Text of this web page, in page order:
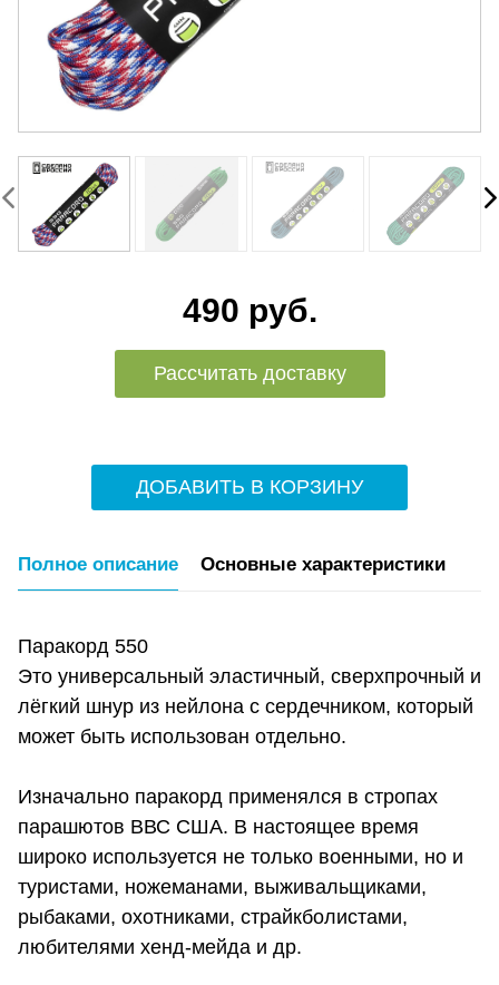
490 руб.
Рассчитать доставку
ДОБАВИТЬ В КОРЗИНУ
Полное описание Основные характеристики
Паракорд 550
Это универсальный эластичный, сверхпрочный и
лёгкий шнур из нейлона с сердечником, который
может быть использован отдельно.
Изначально паракорд применялся в стропах
парашютов ВВС США. В настоящее время
широко используется не только военными, но и
туристами, ножеманами, выживальщиками,
рыбаками, охотниками, страйкболистами,
любителями хенд-мейда и др.